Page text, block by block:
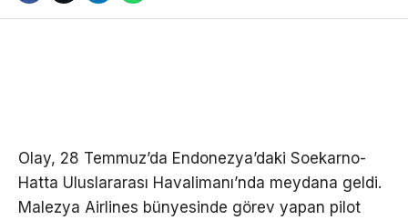
Olay, 28 Temmuz’da Endonezya’daki Soekarno-
Hatta Uluslararası Havalimanı’nda meydana geldi.
Malezya Airlines bünyesinde görev yapan pilot